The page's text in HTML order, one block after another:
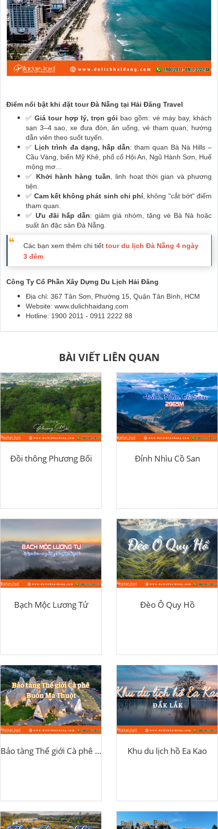
Điểm nổi bật khi đặt tour Đà Nẵng tại Hải Đăng Travel
✅Giá tour hợp lý, trọn gói bao gồm: vé máy bay, khách
sạn 3–4 sao, xe đưa đón, ăn uống, vé tham quan, hướng
dẫn viên theo suốt tuyến.
✅ Lịch trình đa dạng, hấp dẫn: tham quan Bà Nà Hills –
Cầu Vàng, biển Mỹ Khê, phố cổ Hội An, Ngũ Hành Sơn, Huế
mộng mơ…
✅ Khởi hành hàng tuần , linh hoạt thời gian và phương
tiện.
✅ Cam kết không phát sinh chi phí, không "cắt bớt" điểm
tham quan.
✅ Ưu đãi hấp dẫn: giảm giá nhóm, tặng vé Bà Nà hoặc
suất ăn đặc sản Đà Nẵng.
Các bạn xem thêm chi tiết tour du lịch Đà Nẵng 4 ngày
3 đêm
Công Ty Cổ Phần Xây Dựng Du Lịch Hải Đăng
Địa chỉ: 367 Tân Sơn, Phường 15, Quận Tân Bình, HCM
Website: www.dulichhaidang.com
Hotline: 1900 2011 - 0911 2222 88
BÀI VIẾT LIÊN QUAN
Đồi thông Phương Bối Đỉnh Nhìu Cồ San
Bạch Mộc Lương Tử Đèo Ô Quy Hồ
Bảo tàng Thế giới Cà phê Buôn Ma Thuột Khu du lịch hồ Ea Kao